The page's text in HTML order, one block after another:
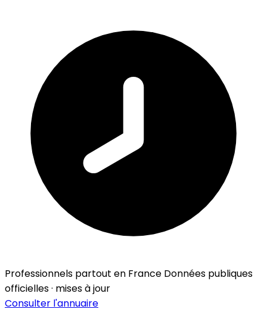
Professionnels partout en France Données publiques
officielles · mises à jour
Consulter l'annuaire